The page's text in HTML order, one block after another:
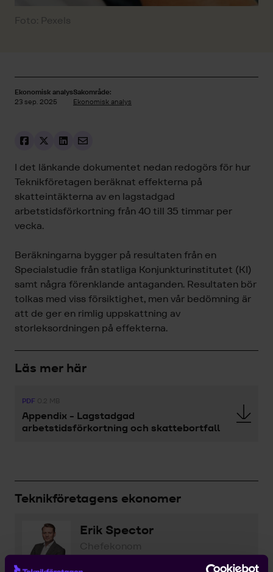
Foto: Pexels
Ekonomisk analys
23 sep. 2025
Sakområde:
Ekonomisk analys
I det länkande dokumentet nedan redogörs för hur
Teknikföretagen beräknat effekterna på
skatteintäkterna av en lagstadgad
arbetstidsförkortning från 40 till 35 timmar per
vecka.
Beräkningarna bygger på resultaten från en
Specialstudie från statliga Konjunkturinstitutet (KI)
samt några förenklande antaganden. Resultaten bör
tolkas med viss försiktighet, men vår bedömning är
att de ger en rimlig uppskattning av
storleksordningen på effekterna.
Läs mer här
PDF 0.2 MB
Appendix - Lagstadgad
arbetstidsförkortning och skattebortfall
Teknikföretagens ekonomer
Erik Spector
Chefekonom